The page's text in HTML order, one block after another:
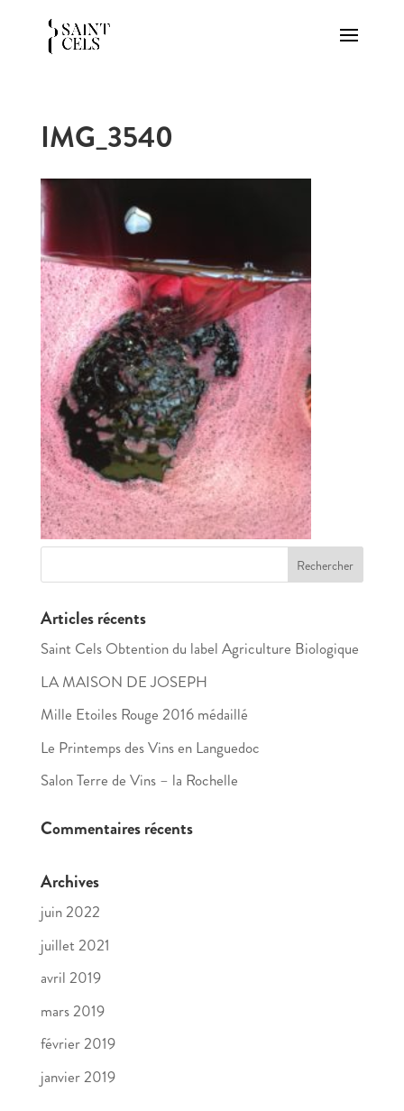
IMG_3540
Articles récents
Saint Cels Obtention du label Agriculture Biologique
LA MAISON DE JOSEPH
Mille Etoiles Rouge 2016 médaillé
Le Printemps des Vins en Languedoc
Salon Terre de Vins – la Rochelle
Commentaires récents
Archives
juin 2022
juillet 2021
avril 2019
mars 2019
février 2019
janvier 2019